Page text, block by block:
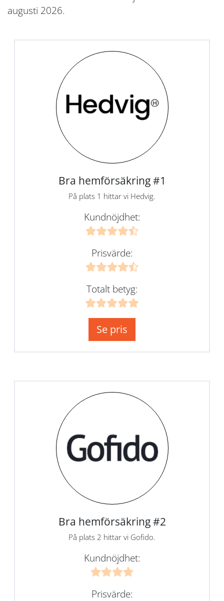
augusti 2026.
Bra hemförsäkring #1
På plats 1 hittar vi Hedvig.
Kundnöjdhet:
Prisvärde:
Totalt betyg:
Se pris
Bra hemförsäkring #2
På plats 2 hittar vi Gofido.
Kundnöjdhet:
Prisvärde: